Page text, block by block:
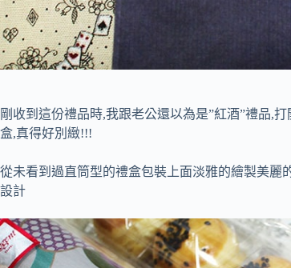
剛收到這份禮品時,我跟老公還以為是”紅酒”禮品,
盒,真得好別緻!!!
從未看到過直筒型的禮盒包裝上面淡雅的繪製美麗
設計